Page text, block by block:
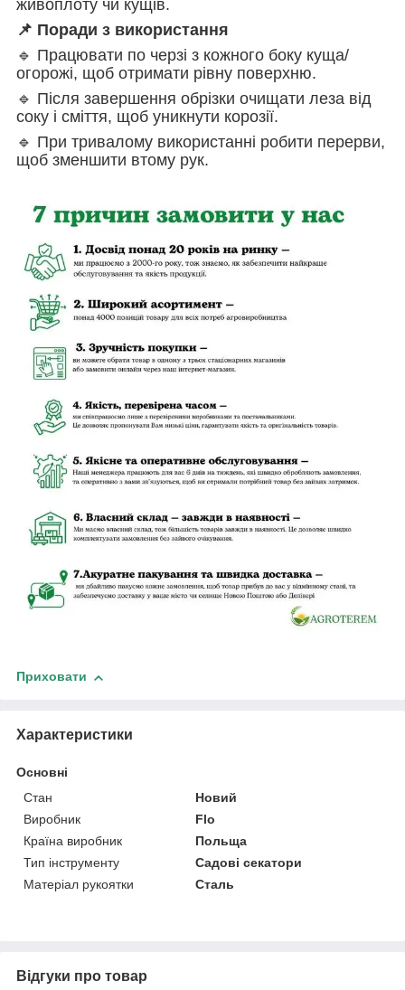
живоплоту чи кущів.
📌 Поради з використання
🔹 Працювати по черзі з кожного боку куща/
огорожі, щоб отримати рівну поверхню.
🔹 Після завершення обрізки очищати леза від
соку і сміття, щоб уникнути корозії.
🔹 При тривалому використанні робити перерви,
щоб зменшити втому рук.
Приховати
Характеристики
Основні
Стан
Новий
Виробник
Flo
Країна виробник
Польща
Тип інструменту
Садові секатори
Матеріал рукоятки
Сталь
Відгуки про товар